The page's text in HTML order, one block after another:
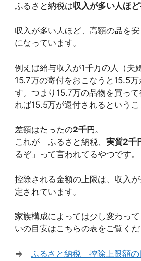
ふるさと納税は収入が多い人ほど
収入が多い人ほど、高額の品を
になっています。
例えば給与収入が1千万の人（夫
15.7万の寄付をおこなうと15.5万
す。つまり15.7万の品物を買っ
れば15.5万が還付されるというこ
差額はたったの2千円 。
これが「ふるさと納税、 実質2千
るぞ」って言われてるやつです。
控除される金額の上限は、収入
定されています。
家族構成によっては少し変わっ
いの目安はこちらの表をご覧く
⇒ ふるさと納税 控除上限額の